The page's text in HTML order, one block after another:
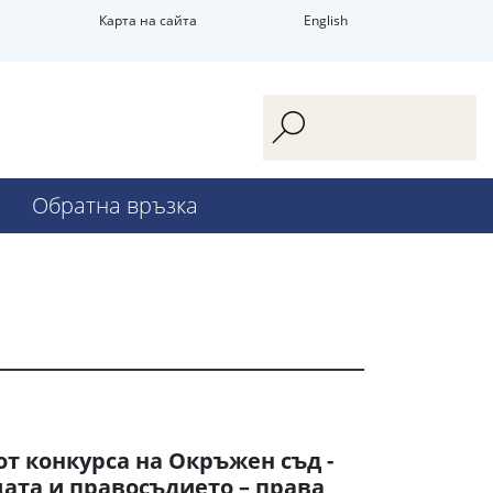
Карта на сайта English
Обратна връзка
конкурса на Окръжен съд -